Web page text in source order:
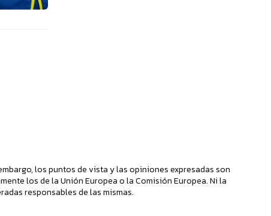
los puntos de vista y las opiniones expresadas son
los de la Unión Europea o la Comisión Europea. Ni la
responsables de las mismas.